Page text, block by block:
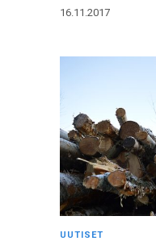
16.11.2017
UUTISET